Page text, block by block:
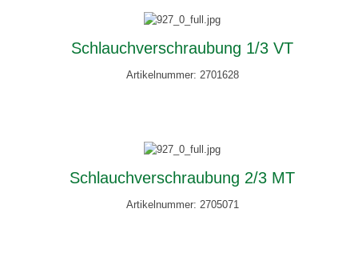
Schlauchverschraubung 1/3 VT
Artikelnummer: 2701628
Schlauchverschraubung 2/3 MT
Artikelnummer: 2705071